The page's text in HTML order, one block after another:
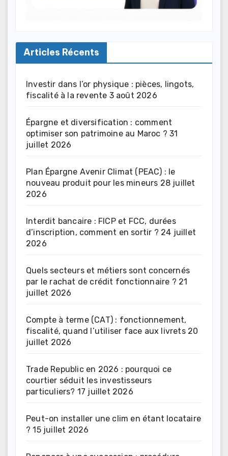
Articles Récents
Investir dans l’or physique : pièces, lingots,
fiscalité à la revente 3 août 2026
Épargne et diversification : comment
optimiser son patrimoine au Maroc ? 31
juillet 2026
Plan Épargne Avenir Climat (PEAC) : le
nouveau produit pour les mineurs 28 juillet
2026
Interdit bancaire : FICP et FCC, durées
d’inscription, comment en sortir ? 24 juillet
2026
Quels secteurs et métiers sont concernés
par le rachat de crédit fonctionnaire ? 21
juillet 2026
Compte à terme (CAT) : fonctionnement,
fiscalité, quand l’utiliser face aux livrets 20
juillet 2026
Trade Republic en 2026 : pourquoi ce
courtier séduit les investisseurs
particuliers? 17 juillet 2026
Peut-on installer une clim en étant locataire
? 15 juillet 2026